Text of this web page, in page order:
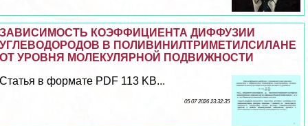
ЗАВИСИМОСТЬ КОЭФФИЦИЕНТА ДИФФУЗИИ
УГЛЕВОДОРОДОВ В ПОЛИВИНИЛТРИМЕТИЛСИЛАНЕ
ОТ УРОВНЯ МОЛЕКУЛЯРНОЙ ПОДВИЖНОСТИ
Статья в формате PDF 113 KB...
05 07 2026 23:32:35